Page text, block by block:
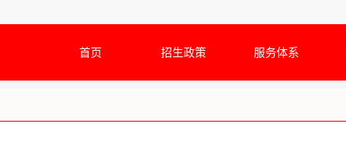
首页 招生政策 服务体系